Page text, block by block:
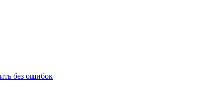
без ошибок